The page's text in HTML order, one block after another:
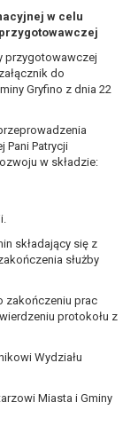
w celu
przygotowawczej
do
Gryfino z dnia 22
Pani Patrycji
w składzie:
składający się z
służby
zakończeniu prac
protokołu z
Wydziału
Miasta i Gminy
bądź
do celów
Pana
już
chyba
prawnie
praw i
lub
lub
zgody osoby